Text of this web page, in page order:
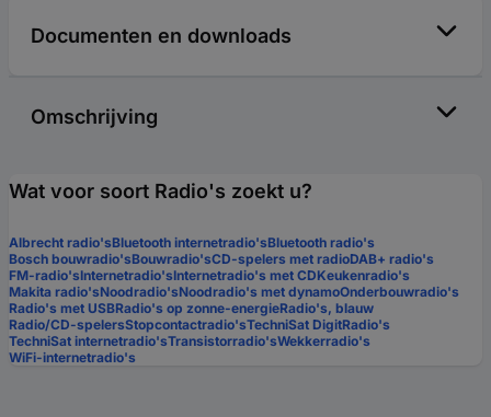
Documenten en downloads
Omschrijving
Wat voor soort Radio's zoekt u?
Albrecht radio'sBluetooth internetradio'sBluetooth radio's
Bosch bouwradio'sBouwradio'sCD-spelers met radioDAB+ radio's
FM-radio'sInternetradio'sInternetradio's met CDKeukenradio's
Makita radio'sNoodradio'sNoodradio's met dynamoOnderbouwradio's
Radio's met USBRadio's op zonne-energieRadio's, blauw
Radio/CD-spelersStopcontactradio'sTechniSat DigitRadio's
TechniSat internetradio'sTransistorradio'sWekkerradio's
WiFi-internetradio's